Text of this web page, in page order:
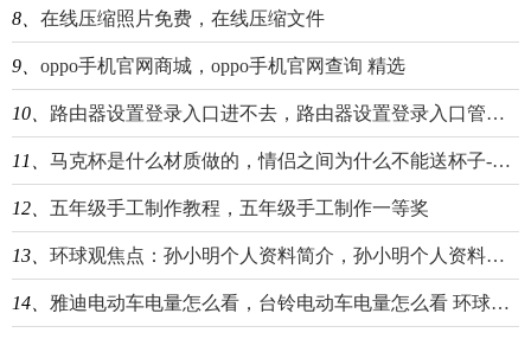
8、 在线压缩照片免费，在线压缩文件
9、 oppo手机官网商城，oppo手机官网查询 精选
10、 路由器设置登录入口进不去，路由器设置登录入口管理员密码
11、 马克杯是什么材质做的，情侣之间为什么不能送杯子-简讯
12、 五年级手工制作教程，五年级手工制作一等奖
13、 环球观焦点：孙小明个人资料简介，孙小明个人资料演员
14、 雅迪电动车电量怎么看，台铃电动车电量怎么看 环球今日讯